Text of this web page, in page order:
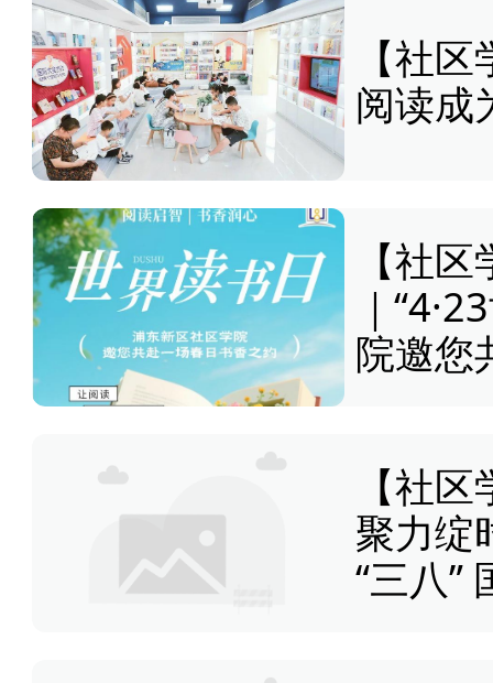
【社
阅读成
【社
｜
院邀您
【社
聚力绽
“三八”